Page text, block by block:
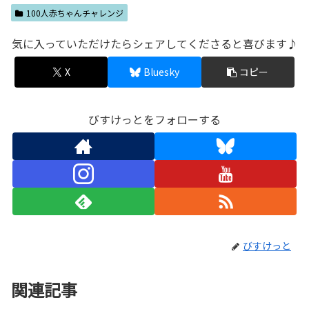
100人赤ちゃんチャレンジ
気に入っていただけたらシェアしてくださると喜びます♪
X Bluesky コピー
びすけっとをフォローする
びすけっと
関連記事